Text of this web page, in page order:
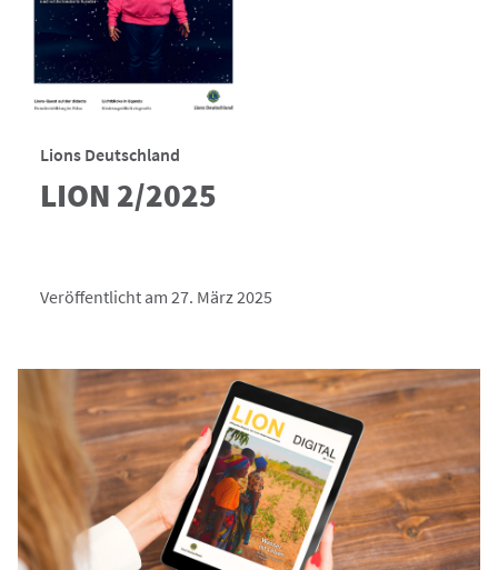
Lions Deutschland
LION 2/2025
Veröffentlicht am 27. März 2025